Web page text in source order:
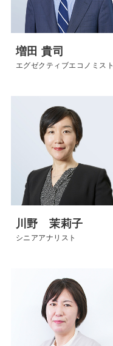
増田 貴司
エグゼクティブエコノミスト
川野 茉莉子
シニアアナリスト